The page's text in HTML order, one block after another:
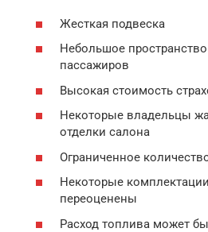
Жесткая подвеска
Небольшое
пассажиров
Высокая стоимость
Некоторые владельцы
отделки салона
Ограниченное
Некоторые
переоценены
Расход топлива может